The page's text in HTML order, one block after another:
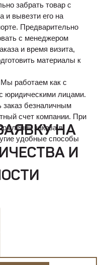
забрать товар с
и вывезти его на
Предварительно
с менеджером
и время визита,
материалы к
Мы работаем как с
юридическими лицами.
безналичным
счет компании. При
заказа в
удобные способы
НА
И